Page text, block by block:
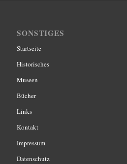
SONSTIGES
Startseite
Historisches
Museen
Bücher
Links
Kontakt
Impressum
Datenschutz